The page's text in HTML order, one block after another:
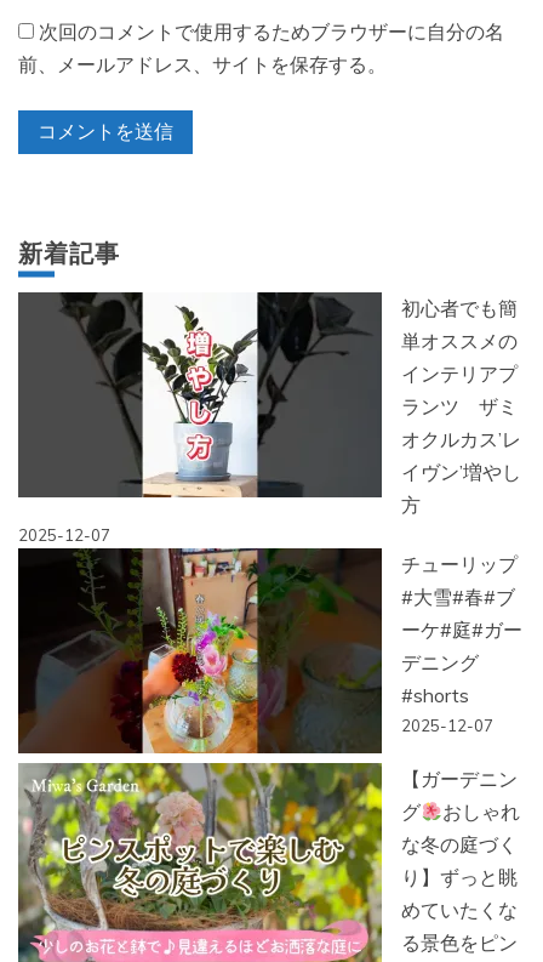
次回のコメントで使用するためブラウザーに自分の名
前、メールアドレス、サイトを保存する。
新着記事
初心者でも簡
単オススメの
インテリアプ
ランツ ザミ
オクルカス’レ
イヴン’増やし
方
2025-12-07
チューリップ
#大雪#春#ブ
ーケ#庭#ガー
デニング
#shorts
2025-12-07
【ガーデニン
グ
おしゃれ
な冬の庭づく
り】ずっと眺
めていたくな
る景色をピン